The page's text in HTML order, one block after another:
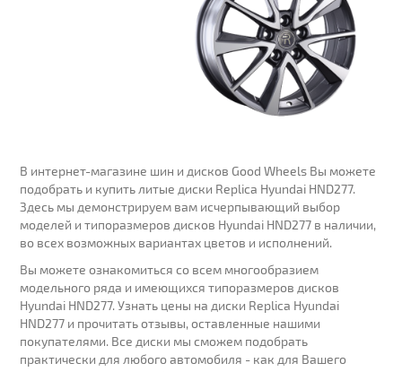
В интернет-магазине шин и дисков Good Wheels Вы можете
подобрать и купить литые диски Replica Hyundai HND277.
Здесь мы демонстрируем вам исчерпывающий выбор
моделей и типоразмеров дисков Hyundai HND277 в наличии,
во всех возможных вариантах цветов и исполнений.
Вы можете ознакомиться со всем многообразием
модельного ряда и имеющихся типоразмеров дисков
Hyundai HND277. Узнать цены на диски Replica Hyundai
HND277 и прочитать отзывы, оставленные нашими
покупателями. Все диски мы сможем подобрать
практически для любого автомобиля - как для Вашего